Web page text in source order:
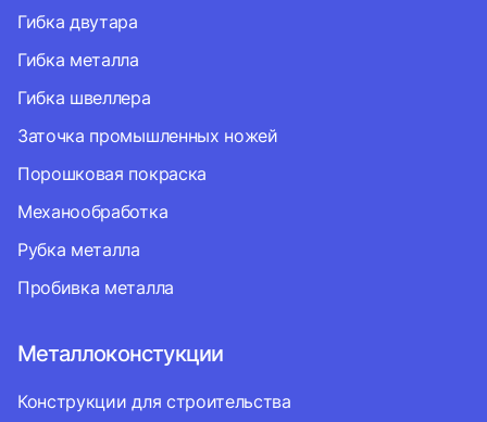
Гибка двутара
Гибка металла
Гибка швеллера
Заточка промышленных ножей
Порошковая покраска
Механообработка
Рубка металла
Пробивка металла
Металлоконстукции
Конструкции для строительства